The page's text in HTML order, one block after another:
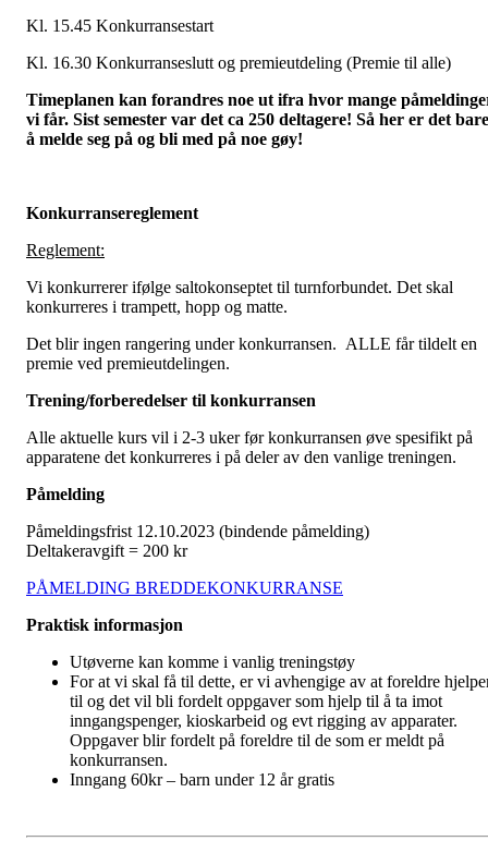
Kl. 15.45 Konkurransestart
Kl. 16.30 Konkurranseslutt og premieutdeling (Premie til alle)
Timeplanen kan forandres noe ut ifra hvor mange
vi får. Sist semester var det ca 250 deltagere! Så her er det bare
å melde seg på og bli med på noe gøy!
Konkurransereglement
Reglement:
Vi konkurrerer ifølge saltokonseptet til turnforbundet. Det skal
konkurreres i trampett, hopp og matte.
Det blir ingen rangering under konkurransen. ALLE får tildelt en
premie ved premieutdelingen.
Trening/forberedelser til konkurransen
Alle aktuelle kurs vil i 2-3 uker før konkurransen øve spesifikt på
apparatene det konkurreres i på deler av den vanlige treningen.
Påmelding
Påmeldingsfrist 12.10.2023 (bindende påmelding)
Deltakeravgift = 200 kr
PÅMELDING BREDDEKONKURRANSE
Praktisk informasjon
Utøverne kan komme i vanlig treningstøy
For at vi skal få til dette, er vi avhengige av at foreldre
til og det vil bli fordelt oppgaver som hjelp til å ta imot
inngangspenger, kioskarbeid og evt rigging av apparater.
Oppgaver blir fordelt på foreldre til de som er meldt på
konkurransen.
Inngang 60kr – barn under 12 år gratis